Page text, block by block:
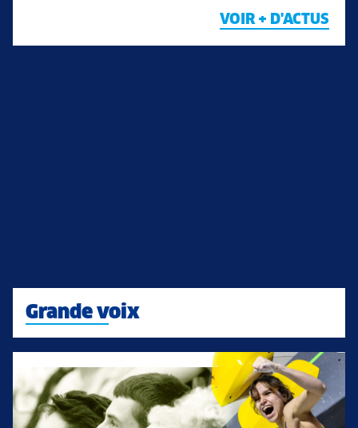
VOIR + D'ACTUS
Grande voix